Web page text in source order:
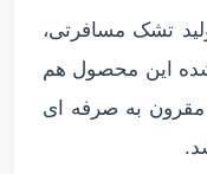
تشک مسافرتی،
این محصول هم
مقرون به صرفه ای